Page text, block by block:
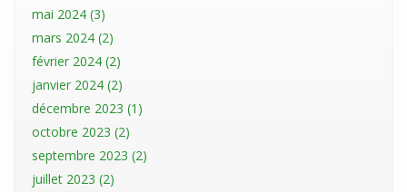
mai 2024 (3)
mars 2024 (2)
février 2024 (2)
janvier 2024 (2)
décembre 2023 (1)
octobre 2023 (2)
septembre 2023 (2)
juillet 2023 (2)